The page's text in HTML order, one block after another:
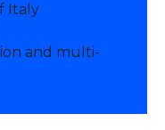
Italy
and multi-